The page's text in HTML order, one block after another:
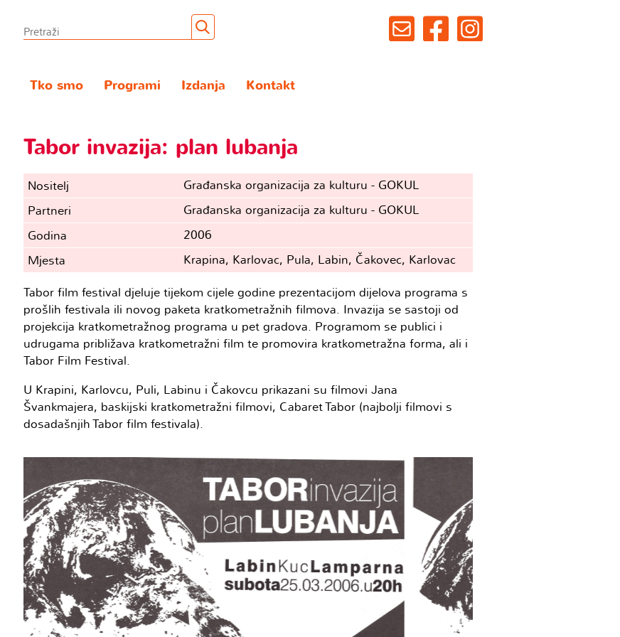
Tko smo Programi Izdanja Kontakt
Tabor invazija: plan lubanja
Nositelj
Građanska organizacija za kulturu - GOKUL
Partneri
Građanska organizacija za kulturu - GOKUL
Godina
2006
Mjesta
Krapina, Karlovac, Pula, Labin, Čakovec, Karlovac
Tabor film festival djeluje tijekom cijele godine prezentacijom dijelova programa s
prošlih festivala ili novog paketa kratkometražnih filmova. Invazija se sastoji od
projekcija kratkometražnog programa u pet gradova. Programom se publici i
udrugama približava kratkometražni film te promovira kratkometražna forma, ali i
Tabor Film Festival.
U Krapini, Karlovcu, Puli, Labinu i Čakovcu prikazani su filmovi Jana
Švankmajera, baskijski kratkometražni filmovi, Cabaret Tabor (najbolji filmovi s
dosadašnjih Tabor film festivala).